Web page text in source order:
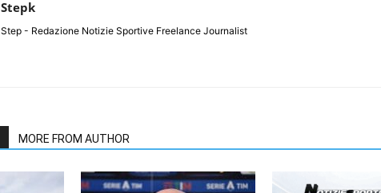
Stepk
Step - Redazione Notizie Sportive Freelance Journalist
MORE FROM AUTHOR